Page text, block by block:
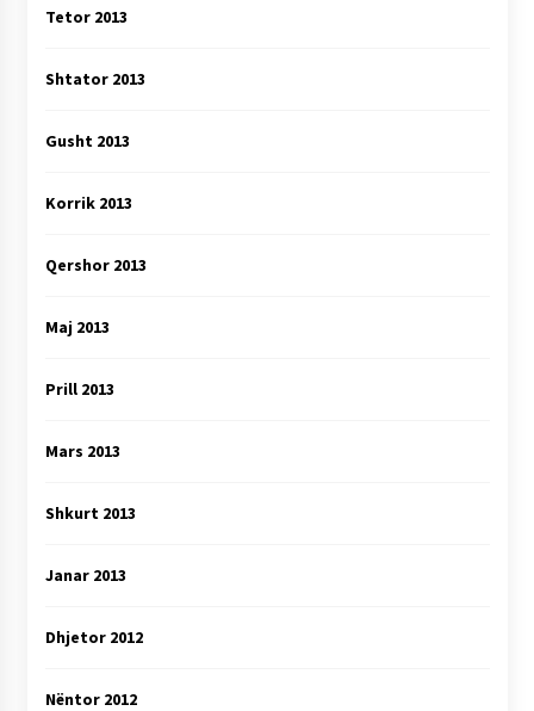
Tetor 2013
Shtator 2013
Gusht 2013
Korrik 2013
Qershor 2013
Maj 2013
Prill 2013
Mars 2013
Shkurt 2013
Janar 2013
Dhjetor 2012
Nëntor 2012